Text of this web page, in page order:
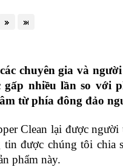
chuyên gia và
nhiều lần so với
từ phía đông đảo
Clean lại được
được chúng tôi chia
phẩm này.